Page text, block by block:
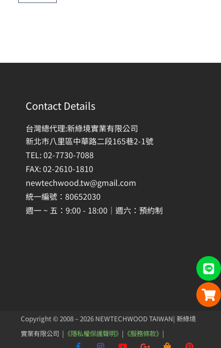
Contact Details
台灣總代理:新綠境實業有限公司
新北市八里區中華路二段165巷2-1號
TEL: 02-7730-7088
FAX: 02-2610-1810
newtechwood.tw@gmail.com
統一編號：80652030
週一 ~ 五：9:00 - 18:00｜週六：預約制
Copyright © 2008 – 2026 NEWTECHWOOD TAIWAN| 新綠境
實業有限公司 | 《隱私權保護聲明》 | 《服務條款》 |